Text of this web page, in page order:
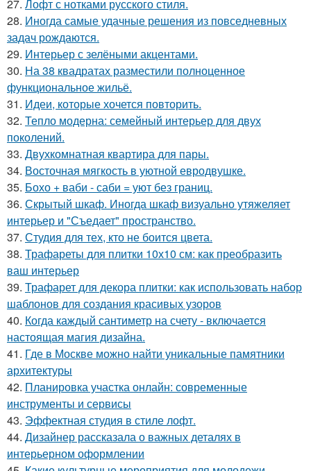
27. Лофт с нотками русского стиля.
28. Иногда самые удачные решения из повседневных
задач рождаются.
29. Интерьер с зелёными акцентами.
30. На 38 квадратах разместили полноценное
функциональное жильё.
31. Идеи, которые хочется повторить.
32. Тепло модерна: семейный интерьер для двух
поколений.
33. Двухкомнатная квартира для пары.
34. Восточная мягкость в уютной евродвушке.
35. Бохо + ваби - саби = уют без границ.
36. Скрытый шкаф. Иногда шкаф визуально утяжеляет
интерьер и "Съедает" пространство.
37. Студия для тех, кто не боится цвета.
38. Трафареты для плитки 10х10 см: как преобразить
ваш интерьер
39. Трафарет для декора плитки: как использовать набор
шаблонов для создания красивых узоров
40. Когда каждый сантиметр на счету - включается
настоящая магия дизайна.
41. Где в Москве можно найти уникальные памятники
архитектуры
42. Планировка участка онлайн: современные
инструменты и сервисы
43. Эффектная студия в стиле лофт.
44. Дизайнер рассказала о важных деталях в
интерьерном оформлении